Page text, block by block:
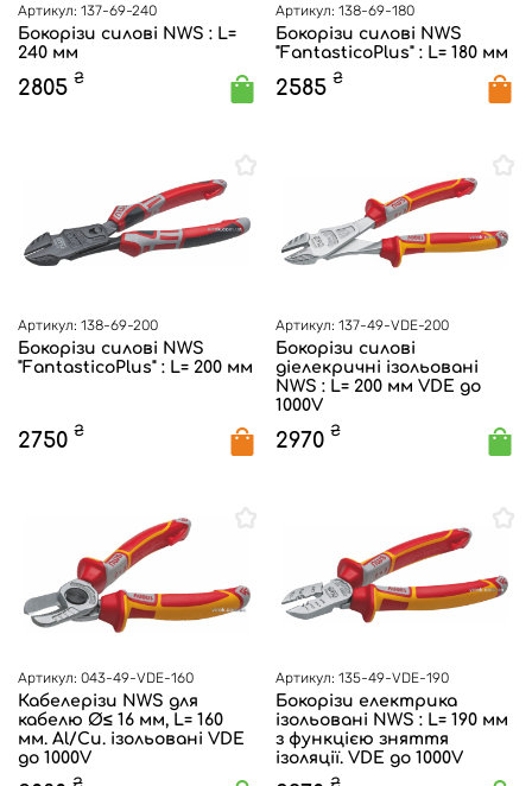
Артикул: 137-69-240
Бокорізи силові NWS : L=
240 мм
2805 ₴
Артикул: 138-69-180
Бокорізи силові NWS
"FantasticoPlus" : L= 180 мм
2585 ₴
Артикул: 138-69-200
Бокорізи силові NWS
"FantasticoPlus" : L= 200 мм
2750 ₴
Артикул: 137-49-VDE-200
Бокорізи силові
діелекричні ізольовані
NWS : L= 200 мм VDE до
1000V
2970 ₴
Артикул: 043-49-VDE-160
Кабелерізи NWS для
кабелю Ø≤ 16 мм, L= 160
мм. Al/Cu. ізольовані VDE
до 1000V
Артикул: 135-49-VDE-190
Бокорізи електрика
ізольовані NWS : L= 190 мм
з функцією зняття
ізоляції. VDE до 1000V